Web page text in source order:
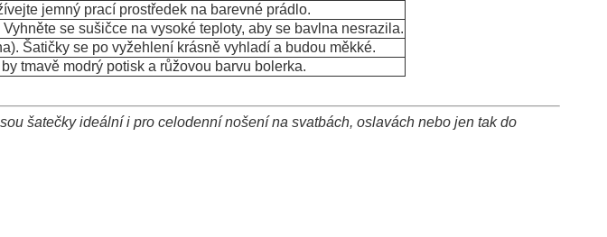
jemný prací prostředek na barevné prádlo.
se sušičce na vysoké teploty, aby se bavlna nesrazila.
Šatičky se po vyžehlení krásně vyhladí a budou měkké.
tmavě modrý potisk a růžovou barvu bolerka.
šatečky ideální i pro celodenní nošení na svatbách, oslavách nebo jen tak do